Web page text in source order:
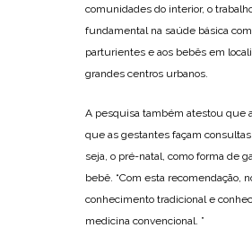
comunidades do interior, o
fundamental na saúde básica
parturientes e aos bebês em
grandes centros urbanos.
A pesquisa também atestou que
que as gestantes façam
seja, o pré-natal, como forma de
bebê. “Com esta recomendação,
conhecimento tradicional e
medicina convencional. ”